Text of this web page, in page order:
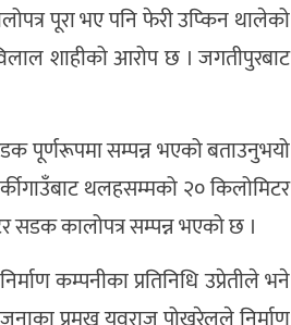
पूरा भए पनि फेरी उप्किन थालेको
शाहीको आरोप छ । जगतीपुरबाट
पूर्णरूपमा सम्पन्न भएको बताउनुभयो
थलहसम्मको २० किलोमिटर
कालोपत्र सम्पन्न भएको छ ।
कम्पनीका प्रतिनिधि उप्रेतीले भने